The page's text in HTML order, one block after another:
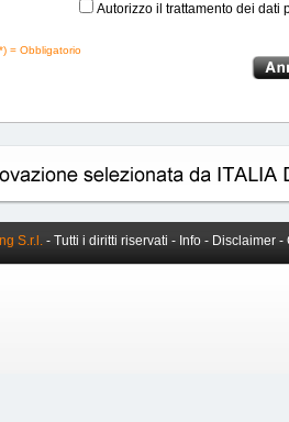
Autorizzo il trattamento dei dati
= Obbligatorio
S.r.l. - Tutti i diritti riservati - Info - Disclaimer -